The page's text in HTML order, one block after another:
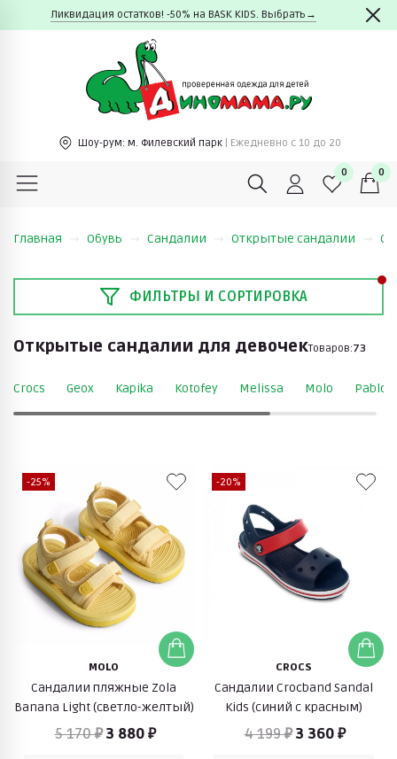
Ликвидация остатков! -50% на BASK KIDS. Выбрать→
Шоу-рум: м. Филевский парк | Ежедневно c 10 до 20
0 0
Главная Обувь Сандалии Открытые сандалии
ФИЛЬТРЫ И СОРТИРОВКА
Открытые сандалии для девочекТоваров:73
Crocs Geox Kapika Kotofey Melissa Molo
-25%
MOLO
Сандалии пляжные Zola
Banana Light (светло-желтый)
5 170 ₽3 880 ₽
-20%
CROCS
Сандалии Crocband Sandal
Kids (синий с красным)
4 199 ₽3 360 ₽